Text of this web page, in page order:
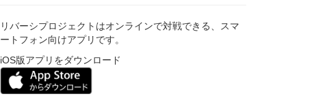
リバーシプロジェクトはオンラインで対戦できる、スマ
ートフォン向けアプリです。
iOS版アプリをダウンロード